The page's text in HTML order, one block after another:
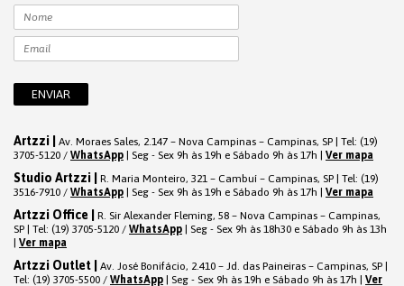
Artzzi | Av. Moraes Sales, 2.147 – Nova Campinas – Campinas, SP | Tel: (19)
3705-5120 / WhatsApp | Seg - Sex 9h às 19h e Sábado 9h às 17h | Ver mapa
Studio Artzzi | R. Maria Monteiro, 321 – Cambuí – Campinas, SP | Tel: (19)
3516-7910 / WhatsApp | Seg - Sex 9h às 19h e Sábado 9h às 17h | Ver mapa
Artzzi Office | R. Sir Alexander Fleming, 58 – Nova Campinas – Campinas,
SP | Tel: (19) 3705-5120 / WhatsApp | Seg - Sex 9h às 18h30 e Sábado 9h às 13h
Ver mapa
Artzzi Outlet | Av. José Bonifácio, 2.410 – Jd. das Paineiras – Campinas, SP |
Tel: (19) 3705-5500 / WhatsApp | Seg - Sex 9h às 19h e Sábado 9h às 17h | Ver